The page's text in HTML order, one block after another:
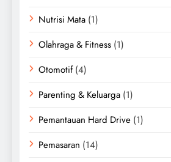
Nutrisi Mata (1)
Olahraga & Fitness (1)
Otomotif(4)
Parenting & Keluarga (1)
Pemantauan Hard Drive (1)
Pemasaran (14)